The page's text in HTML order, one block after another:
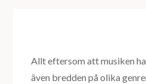
Allt eftersom att musiken
även bredden på olika